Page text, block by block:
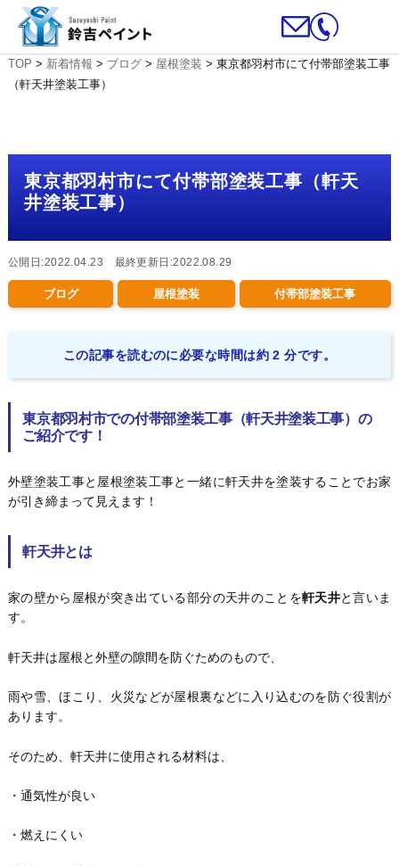
TOP > 新着情報 > ブログ> 屋根塗装 > 東京都羽村市にて付帯部塗装工事
（軒天井塗装工事）
東京都羽村市にて付帯部塗装工事（軒天
井塗装工事）
公開日:2022.04.23 最終更新日:2022.08.29
ブログ 屋根塗装 付帯部塗装工事
この記事を読むのに必要な時間は約 2 分です。
東京都羽村市での付帯部塗装工事（軒天井塗装工事）の
ご紹介です！
外壁塗装工事と屋根塗装工事と一緒に軒天井を塗装することでお家
が引き締まって見えます！
軒天井とは
家の壁から屋根が突き出ている部分の天井のことを軒天井と言いま
す。
軒天井は屋根と外壁の隙間を防ぐためのもので、
雨や雪、ほこり、火災などが屋根裏などに入り込むのを防ぐ役割が
あります。
そのため、軒天井に使用される材料は、
・通気性が良い
・燃えにくい